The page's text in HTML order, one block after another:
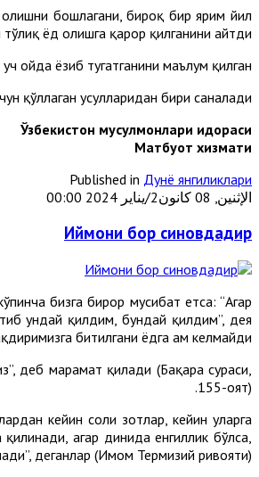
олишни бошлагани, бироқ бир ярим йил
тўлиқ ёд олишга қарор қилганини айтди.
ойда ёзиб тугатганини маълум қилган.
қўллаган усулларидан бири саналади.
Ўзбекистон мусулмонлари идораси
Матбуот хизмати
Published in Дунё янгиликлари
الإثنين, 08 كانون2/يناير 2024 00:00
Иймони бор синовдадир
бизга бирор мусибат етса: “Агар
ундай қилдим, бундай қилдим”, дея
битилгани ёдга ҳам келмайди.
деб марҳамат қилади (Бақара сураси,
155-оят).
кейин солиҳ зотлар, кейин уларга
агар динида енгиллик бўлса,
деганлар (Имом Термизий ривояти).